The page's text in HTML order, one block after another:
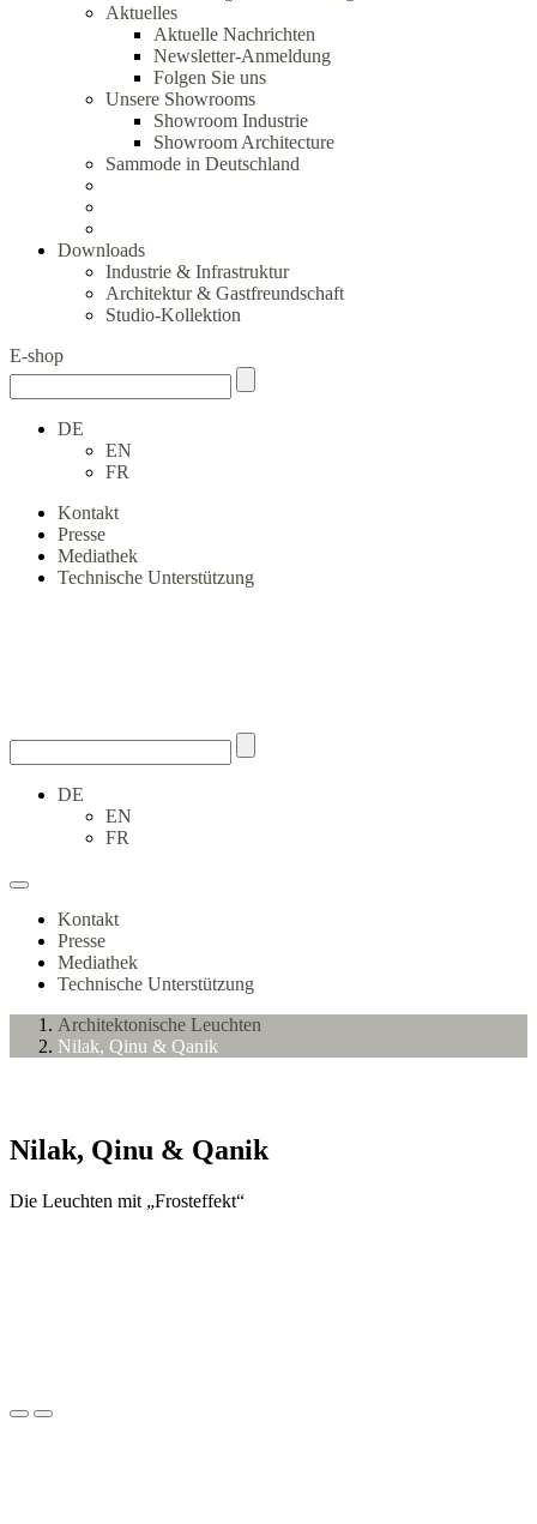
Aktuelles
Aktuelle Nachrichten
Newsletter-Anmeldung
Folgen Sie uns
Unsere Showrooms
Showroom Industrie
Showroom Architecture
Sammode in Deutschland
Downloads
Industrie & Infrastruktur
Architektur & Gastfreundschaft
Studio-Kollektion
E-shop
DE
EN
FR
Kontakt
Presse
Mediathek
Technische Unterstützung
DE
EN
FR
Kontakt
Presse
Mediathek
Technische Unterstützung
Architektonische Leuchten
Nilak, Qinu & Qanik
Nilak, Qinu & Qanik
Die Leuchten mit „Frosteffekt“